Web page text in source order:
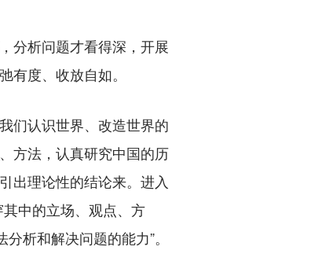
分析问题才看得深，开展
度、收放自如。
们认识世界、改造世界的
方法，认真研究中国的历
出理论性的结论来。进入
中的立场、观点、方
析和解决问题的能力”。